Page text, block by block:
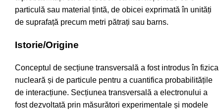
particulă sau material țintă, de obicei exprimată în unități
de suprafață precum metri pătrați sau barns.
Istorie/Origine
Conceptul de secțiune transversală a fost introdus în fizica
nucleară și de particule pentru a cuantifica probabilitățile
de interacțiune. Secțiunea transversală a electronului a
fost dezvoltată prin măsurători experimentale și modele